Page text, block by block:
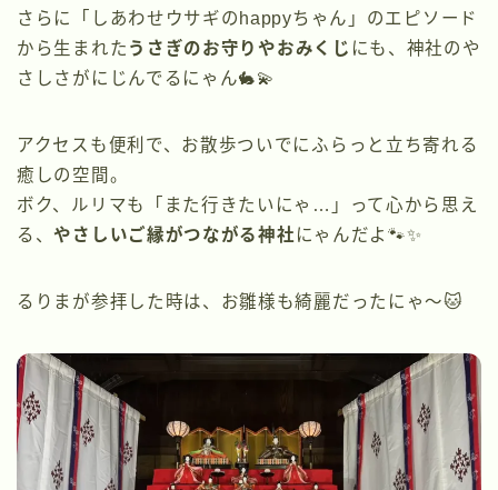
さらに「しあわせウサギのhappyちゃん」のエピソード
から生まれた うさぎのお守りやおみくじ にも、神社のや
さしさがにじんでるにゃん🐇💫
アクセスも便利で、お散歩ついでにふらっと立ち寄れる
癒しの空間。
ボク、ルリマも「また行きたいにゃ…」って心から思え
る、やさしいご縁がつながる神社 にゃんだよ🐾✨
るりまが参拝した時は、お雛様も綺麗だったにゃ〜🐱